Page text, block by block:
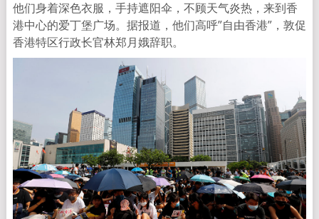
他们身着深色衣服，手持遮阳伞，不顾天气炎热，来到香
港中心的爱丁堡广场。据报道，他们高呼”自由香港”，敦促
香港特区行政长官林郑月娥辞职。